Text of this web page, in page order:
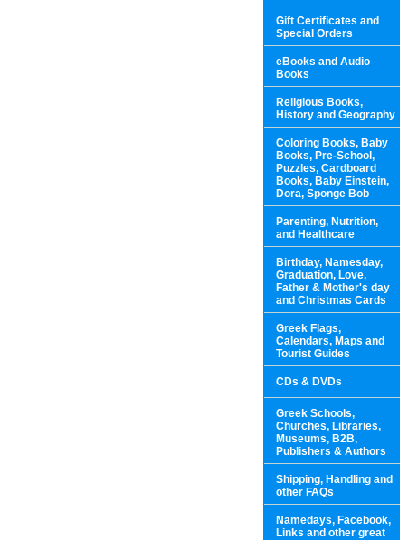
Gift Certificates and
Special Orders
eBooks and Audio
Books
Religious Books,
History and Geography
Coloring Books, Baby
Books, Pre-School,
Puzzles, Cardboard
Books, Baby Einstein,
Dora, Sponge Bob
Parenting, Nutrition,
and Healthcare
Birthday, Namesday,
Graduation, Love,
Father & Mother's day
and Christmas Cards
Greek Flags,
Calendars, Maps and
Tourist Guides
CDs & DVDs
Greek Schools,
Churches, Libraries,
Museums, B2B,
Publishers & Authors
Shipping, Handling and
other FAQs
Namedays, Facebook,
Links and other great